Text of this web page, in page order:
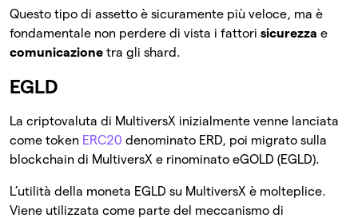
Questo tipo di assetto è sicuramente più veloce, ma è
fondamentale non perdere di vista i fattori sicurezza e
comunicazione tra gli shard.
EGLD
La criptovaluta di MultiversX inizialmente venne lanciata
come token ERC20 denominato ERD, poi migrato sulla
blockchain di MultiversX e rinominato eGOLD (EGLD).
L’utilità della moneta EGLD su MultiversX è molteplice.
Viene utilizzata come parte del meccanismo di